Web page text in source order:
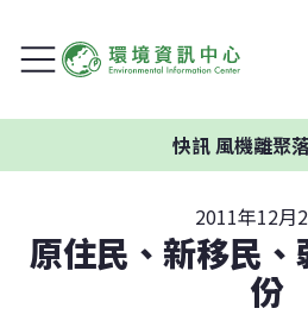
快訊風機離聚落
2011年12月
原住民、新移民
份